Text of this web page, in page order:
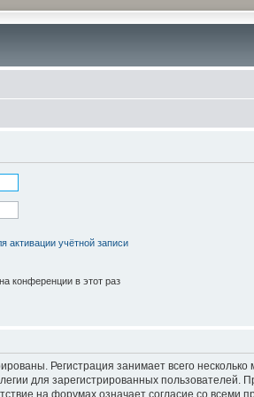
активации учётной записи
конференции в этот раз
Регистрация занимает всего
для зарегистрированных пользователей.
на форумах означает согласие со всеми